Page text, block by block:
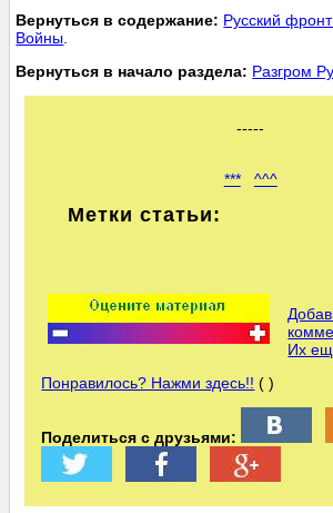
Вернуться в содержание: Русский
Войны
Вернуться в начало раздела: Разгром
-----
*** ^^^
Метки статьи:
Их
Понравилось? Нажми здесь!! ( )
Поделиться с друзьями: